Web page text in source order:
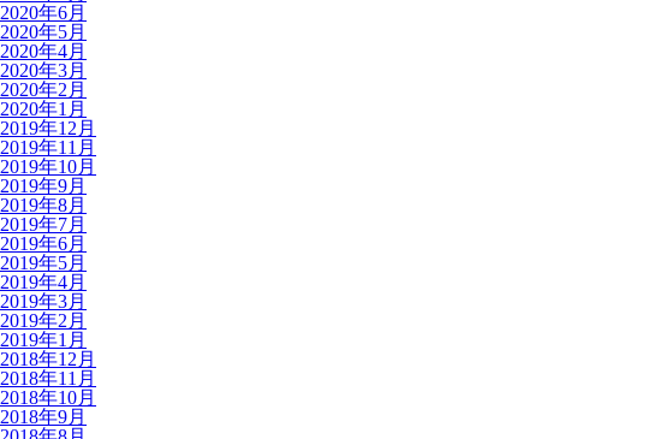
2020年6月
2020年5月
2020年4月
2020年3月
2020年2月
2020年1月
2019年12月
2019年11月
2019年10月
2019年9月
2019年8月
2019年7月
2019年6月
2019年5月
2019年4月
2019年3月
2019年2月
2019年1月
2018年12月
2018年11月
2018年10月
2018年9月